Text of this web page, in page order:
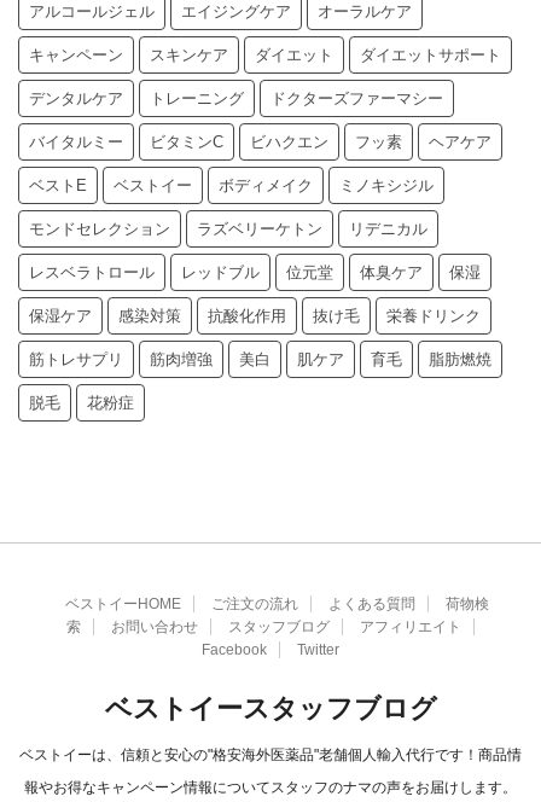
アルコールジェル エイジングケア オーラルケア
キャンペーン スキンケア ダイエット ダイエットサポート
デンタルケア トレーニング ドクターズファーマシー
バイタルミー ビタミンC ビハクエン フッ素 ヘアケア
ベストE ベストイー ボディメイク ミノキシジル
モンドセレクション ラズベリーケトン リデニカル
レスベラトロール レッドブル 位元堂 体臭ケア 保湿
保湿ケア 感染対策 抗酸化作用 抜け毛 栄養ドリンク
筋トレサプリ 筋肉増強 美白 肌ケア 育毛 脂肪燃焼
脱毛 花粉症
ベストイーHOME ご注文の流れ よくある質問
荷物検
索
お問い合わせ スタッフブログ
アフィリエイト
Facebook
Twitter
ベストイースタッフブログ
ベストイーは、信頼と安心の"格安海外医薬品"老舗個人輸入代行です！商品情
報やお得なキャンペーン情報についてスタッフのナマの声をお届けします。